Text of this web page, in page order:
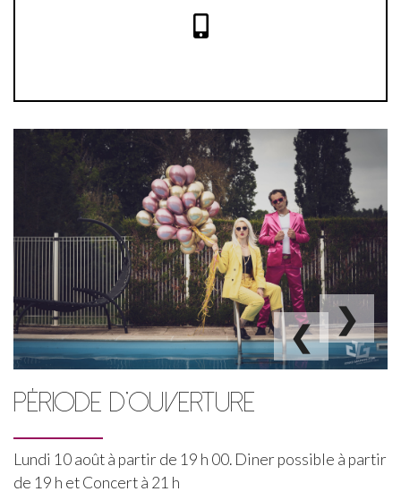
Jonas Graphiste
❮
❯
PÉRIODE D'OUVERTURE
Lundi 10 août à partir de 19 h 00. Diner possible à partir
de 19 h et Concert à 21 h